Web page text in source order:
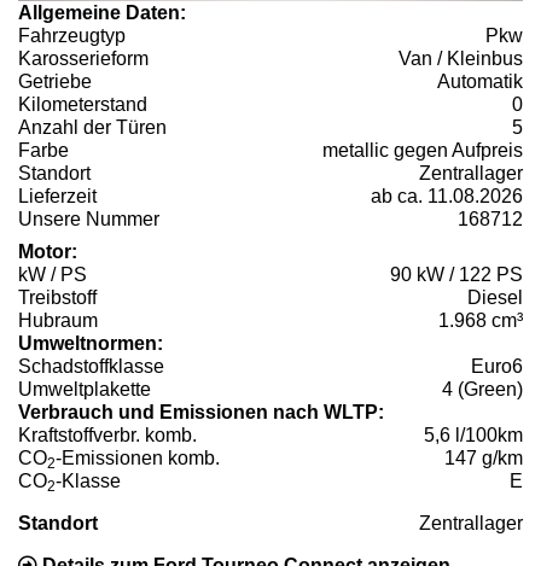
Allgemeine Daten:
Fahrzeugtyp
Pkw
Karosserieform
Van / Kleinbus
Getriebe
Automatik
Kilometerstand
0
Anzahl der Türen
5
Farbe
metallic gegen Aufpreis
Standort
Zentrallager
Lieferzeit
ab ca. 11.08.2026
Unsere Nummer
168712
Motor:
kW / PS
90 kW / 122 PS
Treibstoff
Diesel
Hubraum
1.968 cm³
Umweltnormen:
Schadstoffklasse
Euro6
Umweltplakette
4 (Green)
Verbrauch und Emissionen nach WLTP:
Kraftstoffverbr. komb.
5,6 l/100km
CO2-Emissionen komb.
147 g/km
CO2-Klasse E
Standort Zentrallager